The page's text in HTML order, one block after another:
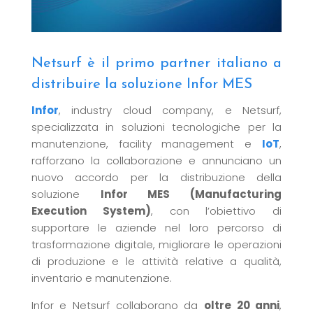
Netsurf è il primo partner italiano a
distribuire la soluzione Infor MES
Infor, industry cloud company, e Netsurf,
specializzata in soluzioni tecnologiche per la
manutenzione, facility management e IoT,
rafforzano la collaborazione e annunciano un
nuovo accordo per la distribuzione della
soluzione Infor MES (Manufacturing
Execution System), con l’obiettivo di
supportare le aziende nel loro percorso di
trasformazione digitale, migliorare le operazioni
di produzione e le attività relative a qualità,
inventario e manutenzione.
Infor e Netsurf collaborano da oltre 20 anni,